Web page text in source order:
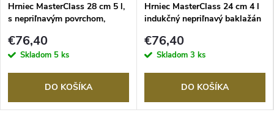
Hrniec MasterClass 28 cm 5 l,
s nepriľnavým povrchom,
€76,40
Skladom 5 ks
DO KOŠÍKA
Hrniec MasterClass 24 cm 4 l
indukčný nepriľnavý baklažán
€76,40
Skladom 3 ks
DO KOŠÍKA